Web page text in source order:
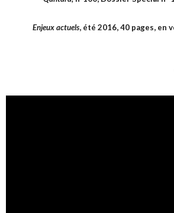
Enjeux actuels, été 2016, 40 pages, en